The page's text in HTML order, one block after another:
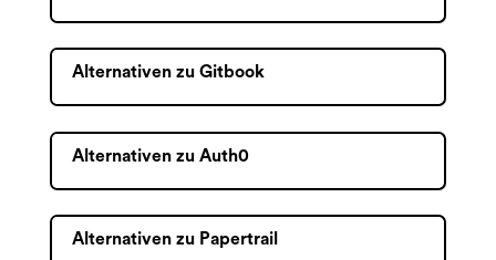
Alternativen zu Gitbook
Alternativen zu Auth0
Alternativen zu Papertrail